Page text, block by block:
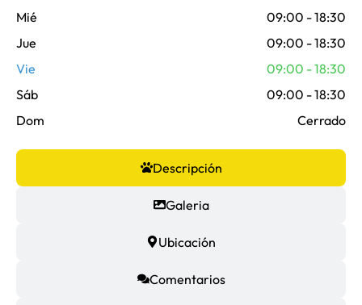
Descripción
Galeria
Ubicación
Comentarios
Mié
09:00 - 18:30
Jue
09:00 - 18:30
Vie
09:00 - 18:30
Sáb
09:00 - 18:30
Dom
Cerrado